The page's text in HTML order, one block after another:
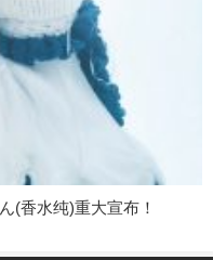
(香水纯)重大宣布！